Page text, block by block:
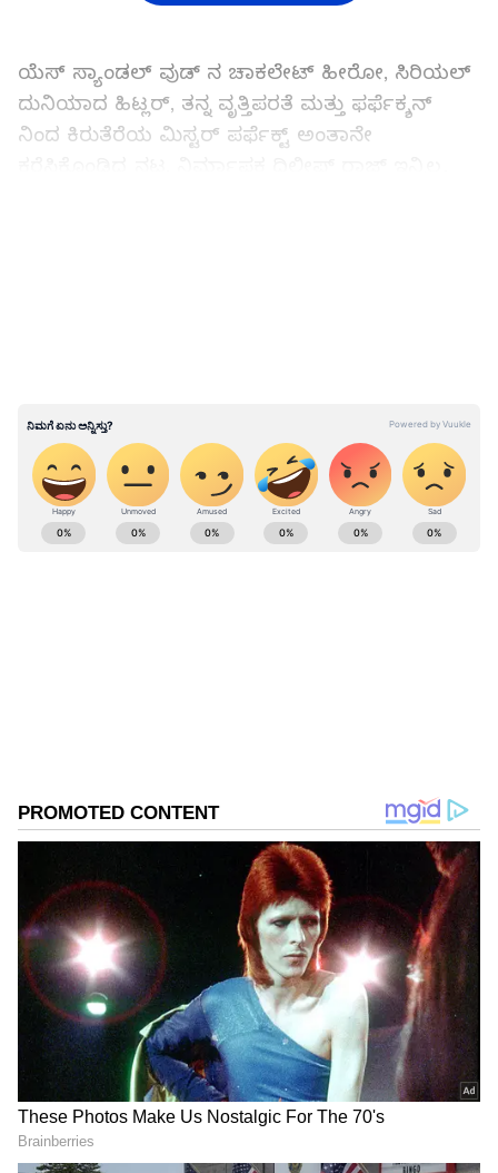
ಯೆಸ್ ಸ್ಯಾಂಡಲ್ ವುಡ್ ನ ಚಾಕಲೇಟ್ ಹೀರೋ, ಸಿರಿಯಲ್
ದುನಿಯಾದ ಹಿಟ್ಲರ್, ತನ್ನ ವೃತ್ತಿಪರತೆ ಮತ್ತು ಫರ್ಫೆಕ್ಶನ್
ನಿಂದ ಕಿರುತೆರೆಯ ಮಿಸ್ಟರ್ ಪರ್ಫೆಕ್ಟ್ ಅಂತಾನೇ
Related Articles
'ಅಮ್ಮ' ಸಂಗೀತಾಗೆ ಬಿಗ್ ಗಿಫ್ಟ್ ಕೊಟ್ಟು ನೆಟ್ಟಿಗರ
ಮೆಚ್ಚುಗೆ ಪಡೆದ ದಳಪತಿ ವಿಜಯ್ ಮಕ್ಕಳು!
Dileep Raj: 'ಅವನೇ ನಮ್ಮ ತಂಡದಲ್ಲಿ ಮೊದಲು
ಹೀರೋ ಆಗಿದ್ದು'.. ಓಲ್ಡನ್ ಡೇಸ್ ನೆನೆದ 'ಗೋಲ್ಡನ್‌
ಸ್ಟಾರ್‌ʼಗಣೇಶ್‌
ABOUT THE AUTHOR
DOWNLOAD APP